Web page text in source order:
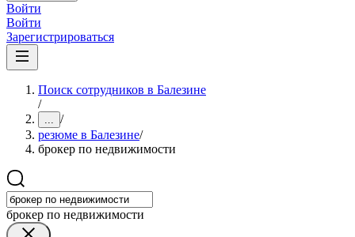
Войти
Войти
Зарегистрироваться
Поиск сотрудников в Балезине
/
... /
резюме в Балезине/
брокер по недвижимости
брокер по недвижимости